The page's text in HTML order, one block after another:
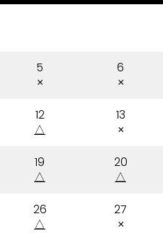
5
×
6
×
12
△
13
×
19
△
20
△
26
△
27
×